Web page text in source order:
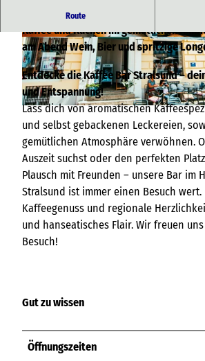
© marcusfriedrich.media | CC-BY-NC-ND
© marcusfriedrich.media | CC-BY-NC-ND ©
Route
Gesunde, frische Sandwiches und
Kaffee und Kuchen im gemütlichen
am Abend Wein, Bier und spritzige
Entdecke die Kaffee Bar Stralsund –
und Entspannung!
Lass dich von aromatischen
und selbst gebackenen Leckereien,
gemütlichen Atmosphäre verwöhnen.
Auszeit suchst oder den perfekten
Plausch mit Freunden – unsere Bar im
Stralsund ist immer einen Besuch wert.
Kaffeegenuss und regionale
und hanseatisches Flair. Wir freuen
Besuch!
Gut zu wissen
Öffnungszeiten